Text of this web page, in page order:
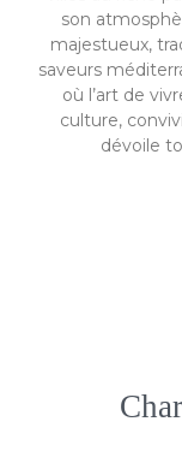
son
majestueux,
saveurs
où l’art de
culture,
dévoile